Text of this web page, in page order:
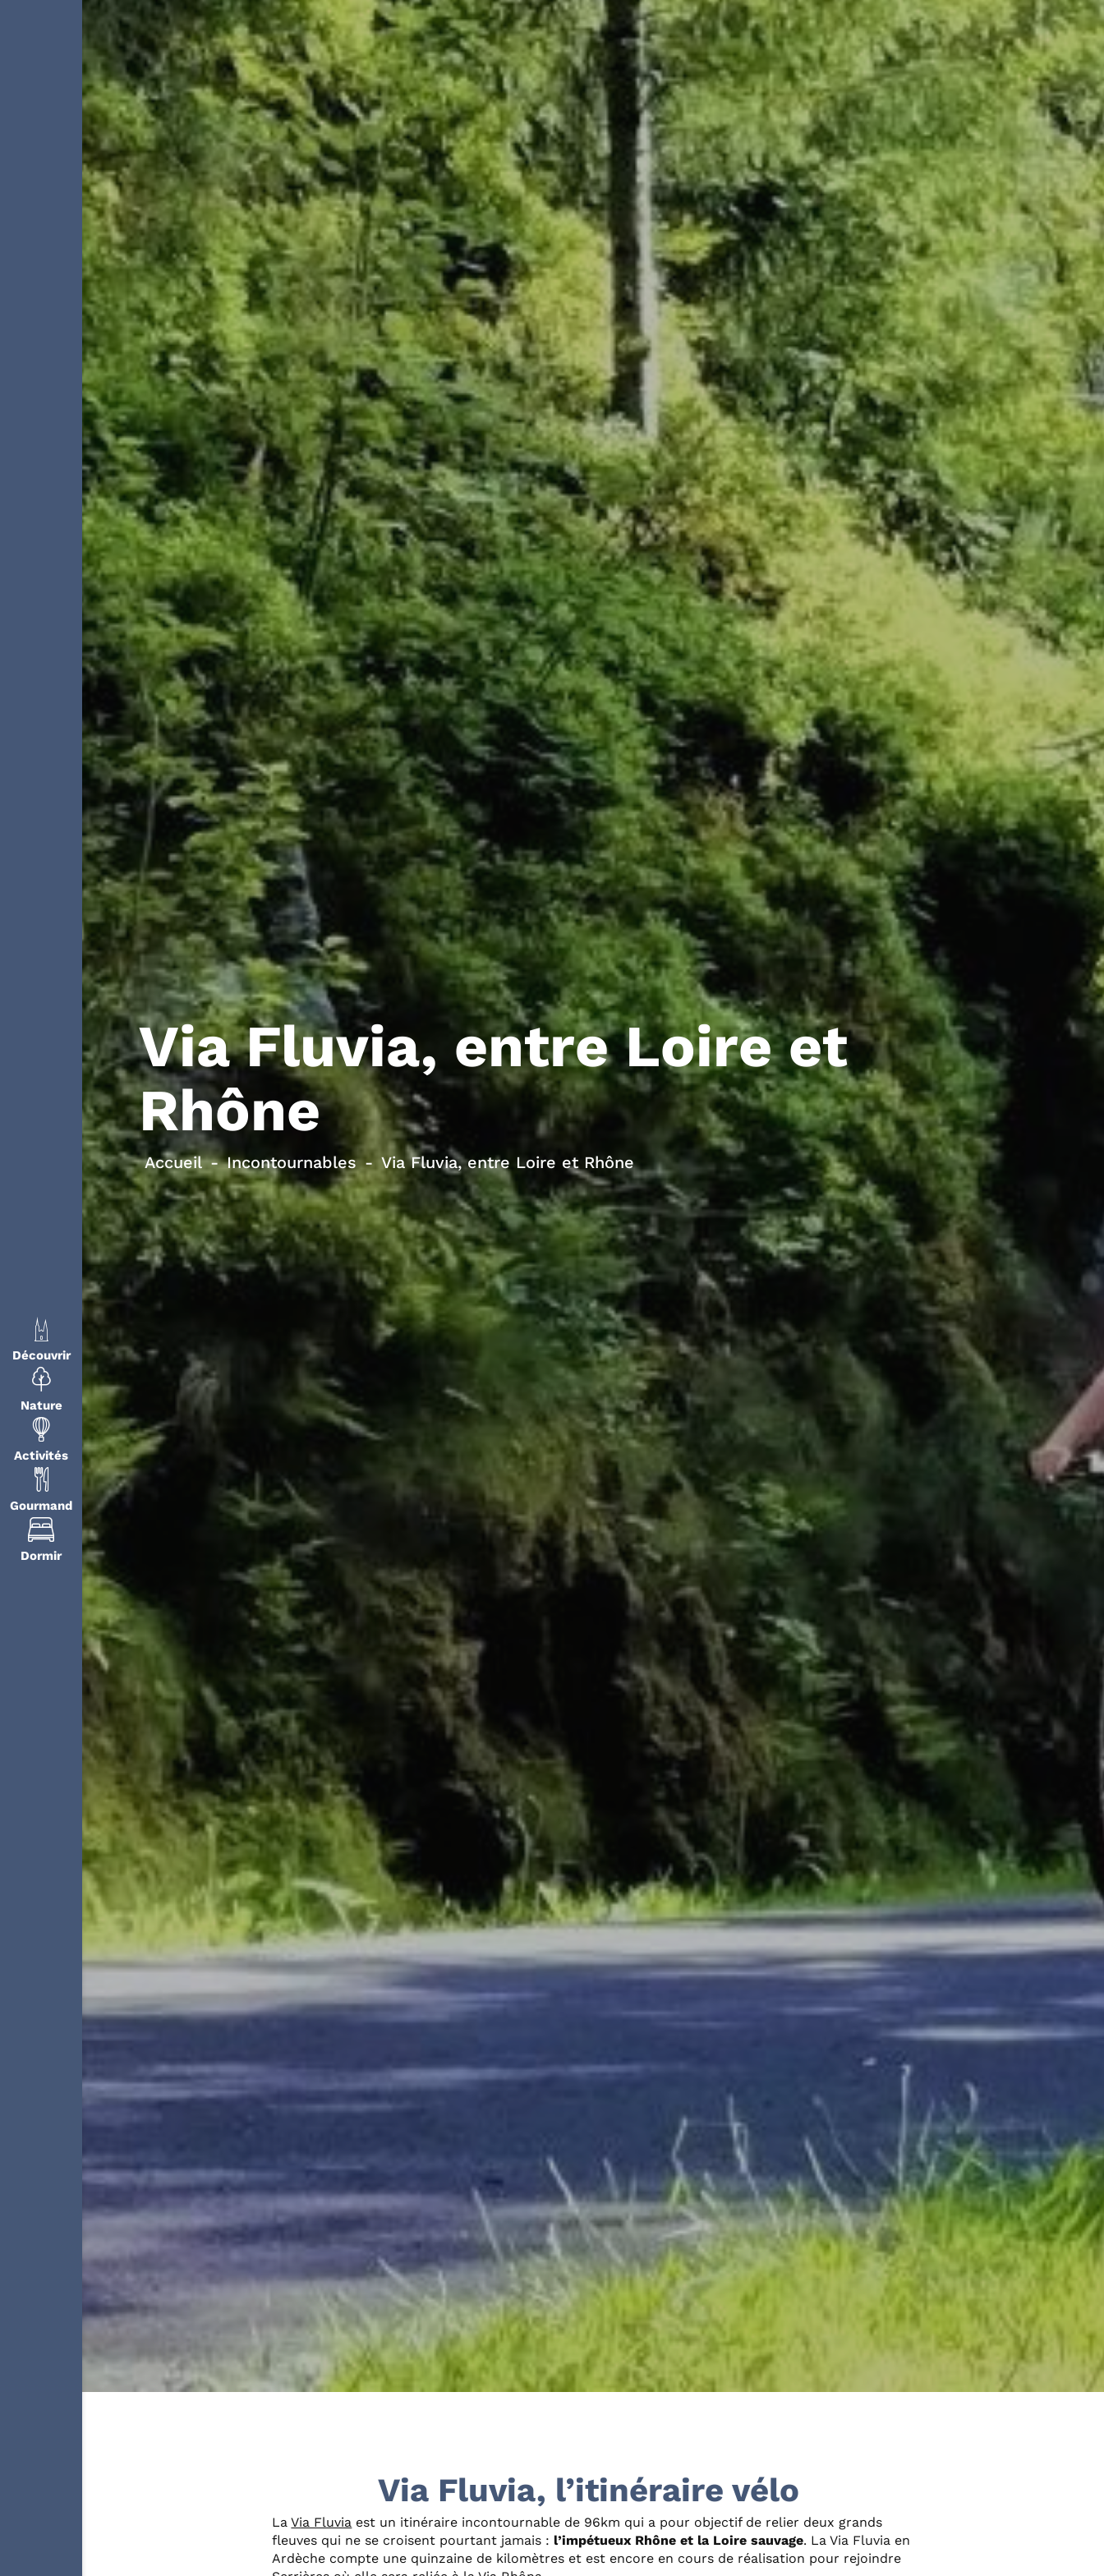
Découvrir
Nature
Activités
Gourmand
Dormir
Via Fluvia, entre Loire et
Rhône
Accueil Incontournables Via Fluvia, entre Loire et Rhône
Via Fluvia, l’itinéraire vélo
LaVia Fluvia est un itinéraire incontournable de 96km qui a pour objectif de relier deux grands
fleuves qui ne se croisent pourtant jamais : l’impétueux Rhône et la Loire sauvage. La Via Fluvia en
Ardèche compte une quinzaine de kilomètres et est encore en cours de réalisation pour rejoindre